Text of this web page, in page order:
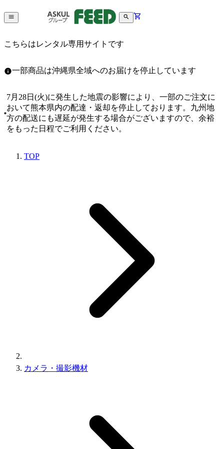
こちらはレンタル専用サイトです
一部商品は沖縄県全域へのお届けを停止しています
7月28日(火)に発生した地震の影響により、一部のご注文に
おいて熊本県内の配達・返却を停止しております。九州地
方の配送にも遅延が発生する場合がございますので、余裕
をもった日程でご利用ください。
TOP
カメラ・撮影機材